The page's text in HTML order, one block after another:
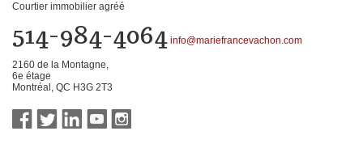
Courtier immobilier agréé
514-984-4064 info@mariefrancevachon.com
2160 de la Montagne,
6e étage
Montréal, QC H3G 2T3